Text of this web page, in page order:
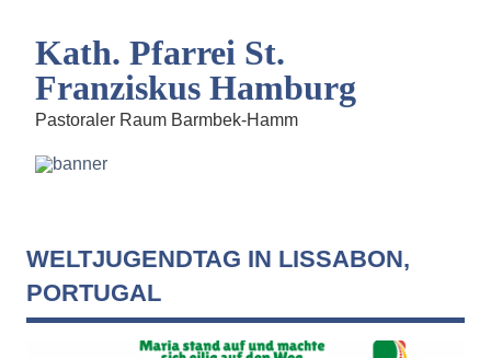
Kath. Pfarrei St.
Franziskus Hamburg
Pastoraler Raum Barmbek-Hamm
WELTJUGENDTAG IN LISSABON,
PORTUGAL